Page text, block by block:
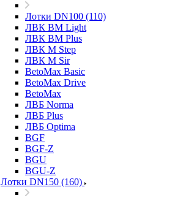
Лотки DN100 (110)
ЛВК ВМ Light
ЛВК ВМ Plus
ЛВК М Step
ЛВК М Sir
BetoMax Basic
BetoMax Drive
BetoMax
ЛВБ Norma
ЛВБ Plus
ЛВБ Optima
BGF
BGF-Z
BGU
BGU-Z
Лотки DN150 (160)